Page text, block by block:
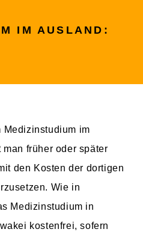
IM AUSLAND:
Medizinstudium im
früher oder später
den Kosten der dortigen
Wie in
Medizinstudium in
kostenfrei, sofern